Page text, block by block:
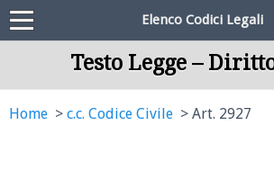
Elenco Codici Legali
Testo Legge –
Home c.c. Codice Civile Art. 2927